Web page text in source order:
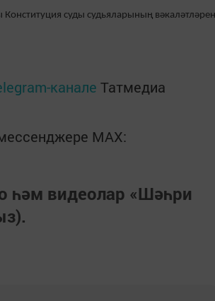
Конституция суды судьяларының вәкаләтләрен
канале Татмедиа
MАХ:
һәм видеолар «Шәһри